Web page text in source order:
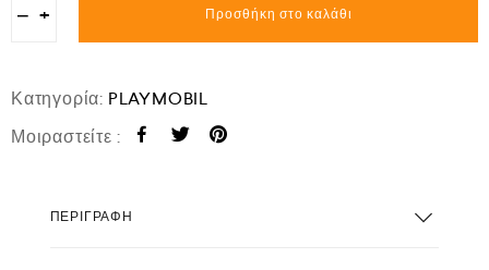
− + Προσθήκη στο καλάθι
Κατηγορία: PLAYMOBIL
Μοιραστείτε :
ΠΕΡΙΓΡΑΦΉ